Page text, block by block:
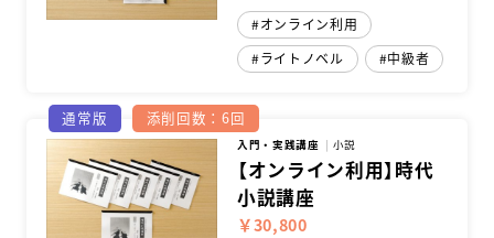
スクールマガジン
コンセプト
受講の流れ
オンライン利用
ライトノベル
中級者
通常版 添削回数：6回
入門・実践講座 小説
【オンライン利用】時代
小説講座
￥30,800